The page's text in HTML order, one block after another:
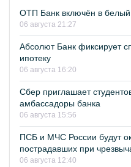
ОТП Банк включён в
06 августа 21:27
Абсолют Банк фиксирует
ипотеку
06 августа 16:20
Сбер приглашает
амбассадоры банка
06 августа 15:56
ПСБ и МЧС России будут
пострадавших при
06 августа 12:40